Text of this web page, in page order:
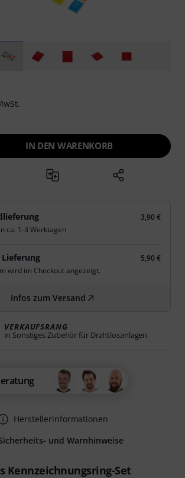
Kennzeichnungsring-Set
IN DEN WARENKORB
3,90 €
ca. 1-3 Werktagen
Lieferung
5,90 €
wird im Checkout angezeigt.
Infos zum Versand
VERKAUFSRANG
in Sonstiges Zubehör für Drahtlosanlagen
Herstellerinformationen
und Warnhinweise